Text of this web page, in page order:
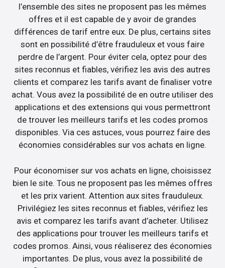
l’ensemble des sites ne proposent pas les mêmes
offres et il est capable de y avoir de grandes
différences de tarif entre eux. De plus, certains sites
sont en possibilité d’être frauduleux et vous faire
perdre de l’argent. Pour éviter cela, optez pour des
sites reconnus et fiables, vérifiez les avis des autres
clients et comparez les tarifs avant de finaliser votre
achat. Vous avez la possibilité de en outre utiliser des
applications et des extensions qui vous permettront
de trouver les meilleurs tarifs et les codes promos
disponibles. Via ces astuces, vous pourrez faire des
économies considérables sur vos achats en ligne.
Pour économiser sur vos achats en ligne, choisissez
bien le site. Tous ne proposent pas les mêmes offres
et les prix varient. Attention aux sites frauduleux.
Privilégiez les sites reconnus et fiables, vérifiez les
avis et comparez les tarifs avant d’acheter. Utilisez
des applications pour trouver les meilleurs tarifs et
codes promos. Ainsi, vous réaliserez des économies
importantes. De plus, vous avez la possibilité de